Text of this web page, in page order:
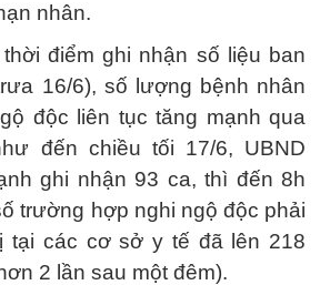
nhân.
điểm ghi nhận số liệu ban
16/6), số lượng bệnh nhân
độc liên tục tăng mạnh qua
đến chiều tối 17/6, UBND
ghi nhận 93 ca, thì đến 8h
trường hợp nghi ngộ độc phải
tại các cơ sở y tế đã lên 218
2 lần sau một đêm).